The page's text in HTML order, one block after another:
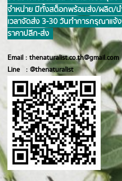
จำหน่าย มีทั้งสต็อกพร้อมส่ง/ผลิต/นำ
เวลาจัดส่ง 3-30 วันทำการ กรุณาแ
ราคาปลีก-ส่ง
Email : thenaturalist.co.th@gmail.com
Line : @thenaturalist